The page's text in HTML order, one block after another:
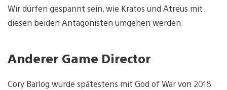
Wir dürfen gespannt sein, wie Kratos und Atreus mit
diesen beiden Antagonisten umgehen werden.
Anderer Game Director
Cory Barlog wurde spätestens mit God of War von 2018